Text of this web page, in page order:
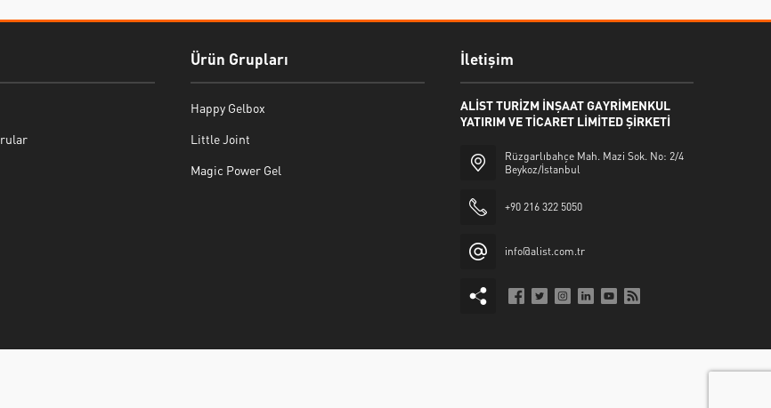
Ürün Grupları
Happy Gelbox
Little Joint
Magic Power Gel
İletişim
ALİST TURİZM İNŞAAT GAYRİMENKUL
YATIRIM VE TİCARET LİMİTED ŞİRKETİ
Rüzgarlıbahçe Mah. Mazi Sok. No: 2/4
Beykoz/İstanbul
+90 216 322 5050
info@alist.com.tr